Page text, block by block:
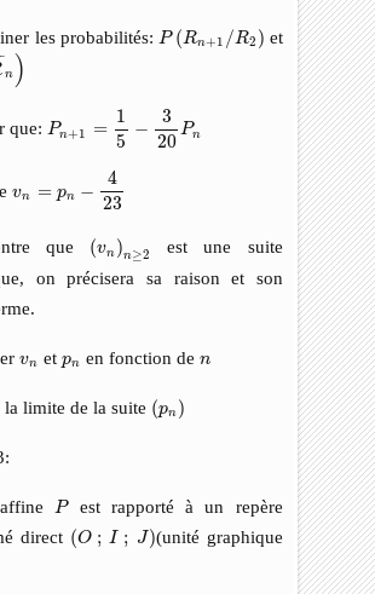
les probabilités: P (Rn+1 /R2 )
P( Rn R 2) et
¯
n )
n )
que: Pn+1 =
1
5
−
3
20
Pn
5− Pn
vn = pn −
4
23
que (vn )n≥2
( )
est une suite
on précisera sa raison et son
vn
v etpn
p en fonction de n
n
la limite de la suite (pn )
( )
P
Pest rapporté à un repère
direct (O ; I ; J)
(O ; (unité graphique